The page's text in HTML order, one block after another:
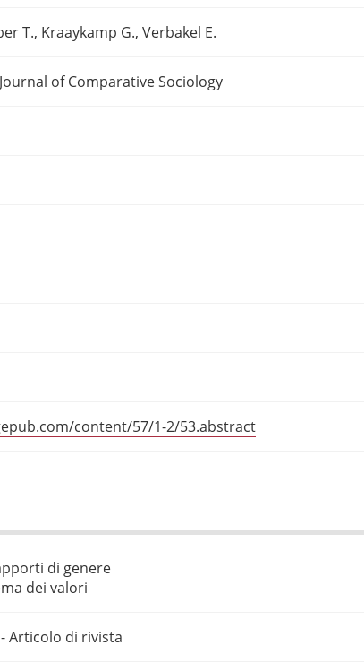
T., Kraaykamp G., Verbakel E.
of Comparative Sociology
content/57/1-2/53.abstract
di genere
dei valori
Articolo di rivista